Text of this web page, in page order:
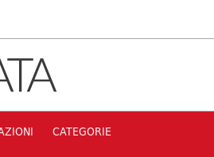
CATEGORIE